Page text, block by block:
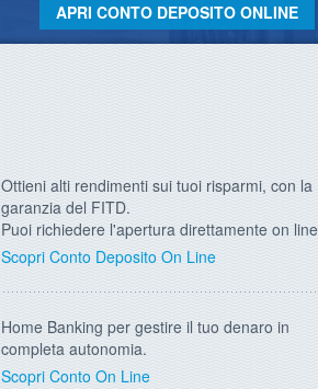
APRI CONTO DEPOSITO ONLINE
Ottieni alti rendimenti sui tuoi risparmi, con la
garanzia del FITD.
Puoi richiedere l'apertura direttamente on line
Scopri Conto Deposito On Line
Home Banking per gestire il tuo denaro in
completa autonomia.
Scopri Conto On Line